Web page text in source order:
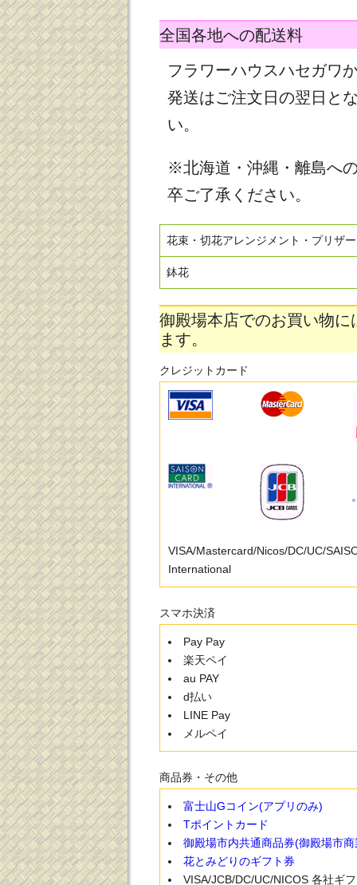
全国各地への配送料
フラワーハウスハセガワ
発送はご注文日の翌日と
い。
※北海道・沖縄・離島へ
卒ご了承ください。
花束・切花アレンジメント・プリザ
鉢花
御殿場本店でのお買い物
ます。
クレジットカード
VISA/Mastercard/Nicos/DC/UC/
International
スマホ決済
Pay Pay
楽天ペイ
au PAY
d払い
LINE Pay
メルペイ
商品券・その他
富士山Gコイン(アプリのみ)
Tポイントカード
御殿場市内共通商品券(御殿場市
花とみどりのギフト券
VISA/JCB/DC/UC/NICOS 各社ギ